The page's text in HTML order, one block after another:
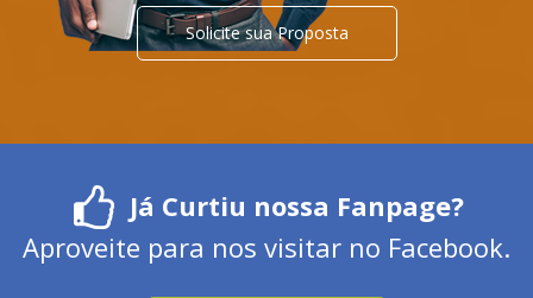
Solicite sua Proposta
Já Curtiu nossa Fanpage?
Aproveite para nos visitar no Facebook.